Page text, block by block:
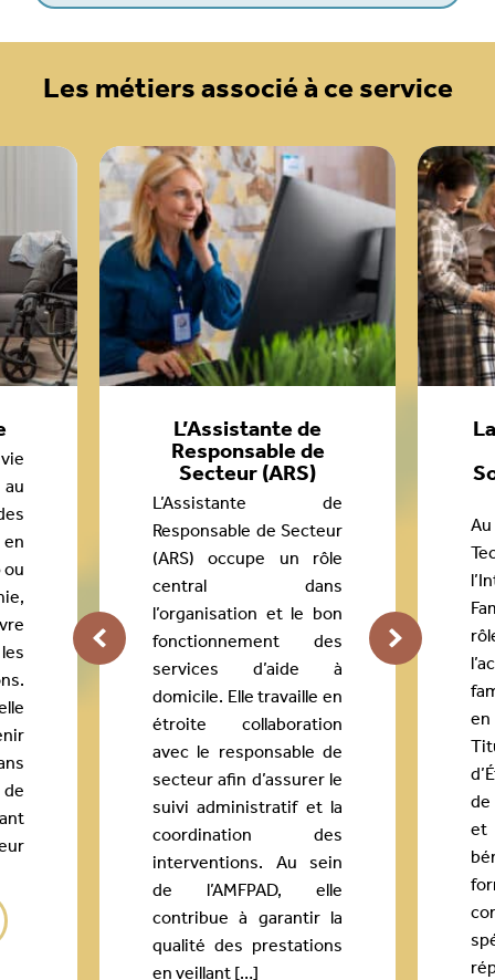
Les métiers associé à ce service
L’Assistante de
Responsable de
Secteur (ARS)
L’Assistante de
Responsable de Secteur
(ARS) occupe un rôle
central dans
l’organisation et le bon
fonctionnement des
services d’aide à
domicile. Elle travaille en
étroite collaboration
avec le responsable de
secteur afin d’assurer le
suivi administratif et la
coordination des
interventions. Au sein
de l’AMFPAD, elle
contribue à garantir la
qualité des prestations